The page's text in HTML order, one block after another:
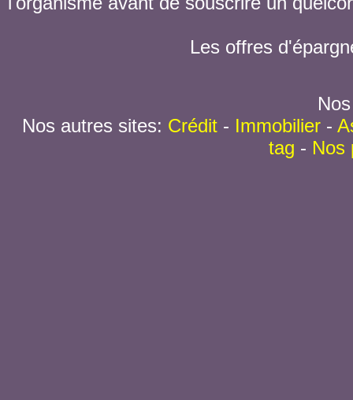
Les offres
Nos autres sites: Crédit- Immobilier-
tag - Nos